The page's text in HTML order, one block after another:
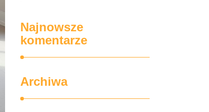
Najnowsze
komentarze
Archiwa